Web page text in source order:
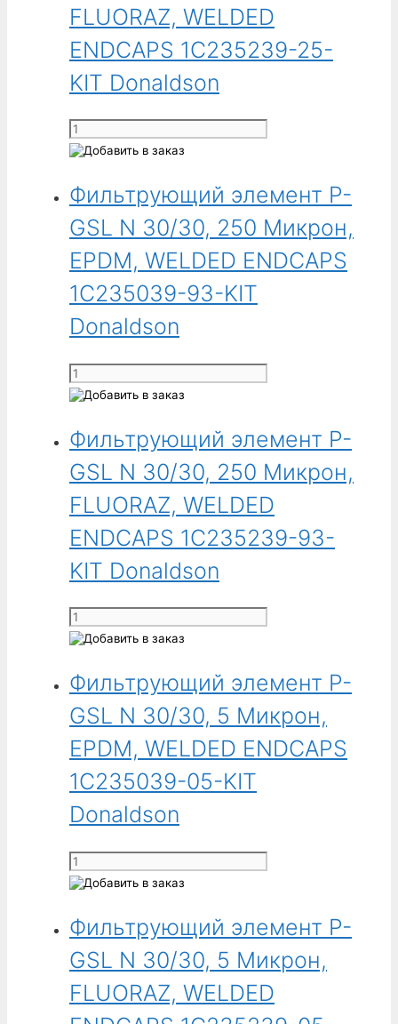
N
30/30,
25
Микрон,
EPDM,
WELDED
ENDCAPS
1C235039-
25-
KIT
Donaldson
FLUORAZ, WELDED
ENDCAPS 1C235239-25-
KIT Donaldson
Количество
товара
элемент
GSL
N
30/30,
25
Микрон,
FLUORAZ,
WELDED
ENDCAPS
1C235239-
25-
KIT
Donaldson
Фильтрующий элемент P-
GSL N 30/30, 250 Микрон,
EPDM, WELDED ENDCAPS
1C235039-93-KIT
Donaldson
Количество
товара
элемент
P-
GSL
N
30/30,
250
Микрон,
EPDM,
WELDED
ENDCAPS
1C235039-
93-
KIT
Donaldson
Фильтрующий элемент P-
GSL N 30/30, 250 Микрон,
FLUORAZ, WELDED
ENDCAPS 1C235239-93-
KIT Donaldson
Количество
товара
элемент
GSL
N
30/30,
250
Микрон,
FLUORAZ,
WELDED
ENDCAPS
1C235239-
93-
KIT
Donaldson
Фильтрующий элемент P-
GSL N 30/30, 5 Микрон,
EPDM, WELDED ENDCAPS
1C235039-05-KIT
Donaldson
Количество
товара
элемент
P-
GSL
N
30/30,
Фильтрующий элемент P-
GSL N 30/30, 5 Микрон,
FLUORAZ, WELDED